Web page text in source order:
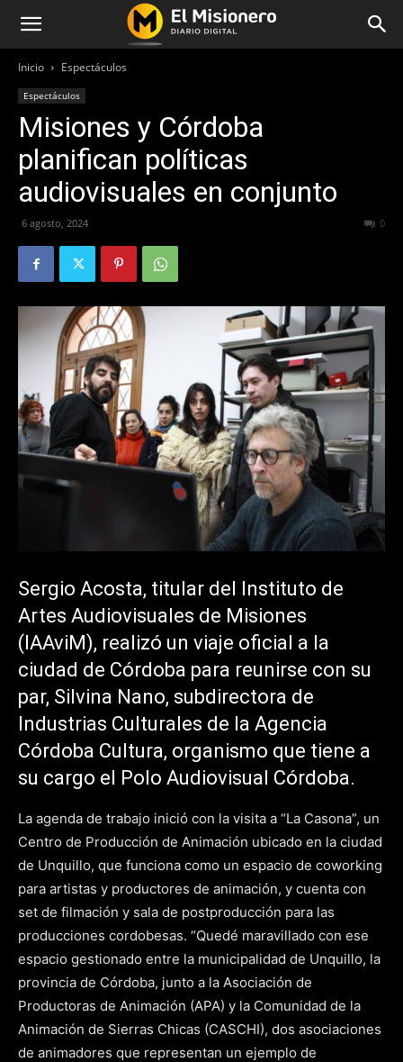
Inicio Espectáculos
Espectáculos
Misiones y Córdoba
planifican políticas
audiovisuales en conjunto
6 agosto, 2024 0
Sergio Acosta, titular del Instituto de
Artes Audiovisuales de Misiones
(IAAviM), realizó un viaje oficial a la
ciudad de Córdoba para reunirse con su
par, Silvina Nano, subdirectora de
Industrias Culturales de la Agencia
Córdoba Cultura, organismo que tiene a
su cargo el Polo Audiovisual Córdoba.
La agenda de trabajo inició con la visita a “La Casona”, un
Centro de Producción de Animación ubicado en la ciudad
de Unquillo, que funciona como un espacio de coworking
para artistas y productores de animación, y cuenta con
set de filmación y sala de postproducción para las
producciones cordobesas. “Quedé maravillado con ese
espacio gestionado entre la municipalidad de Unquillo, la
provincia de Córdoba, junto a la Asociación de
Productoras de Animación (APA) y la Comunidad de la
Animación de Sierras Chicas (CASCHI), dos asociaciones
de animadores que representan un ejemplo de